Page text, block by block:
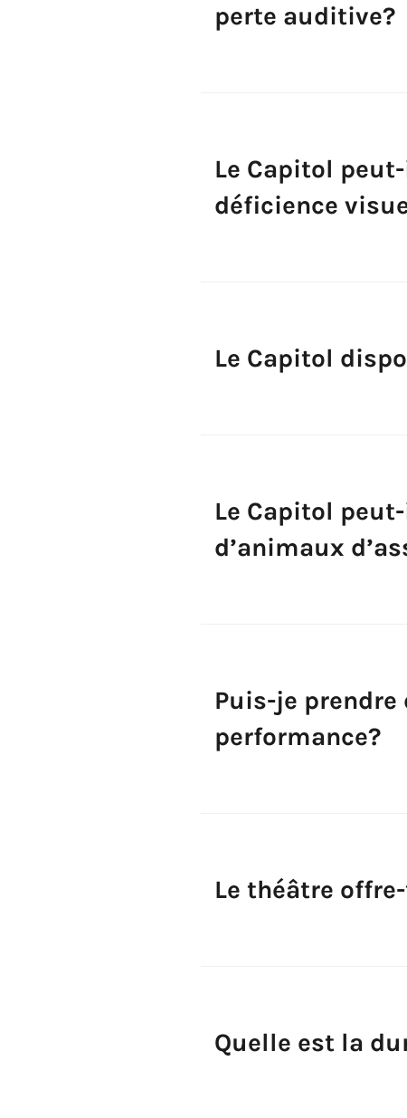
perte auditive?
Le Capitol
déficience
Le Capitol
Le Capitol
d’animaux
Puis-je prendre
performance?
Le théâtre
Quelle est la